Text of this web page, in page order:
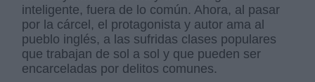
inteligente, fuera de lo común. Ahora, al pasar
por la cárcel, el protagonista y autor ama al
pueblo inglés, a las sufridas clases populares
que trabajan de sol a sol y que pueden ser
encarceladas por delitos comunes.